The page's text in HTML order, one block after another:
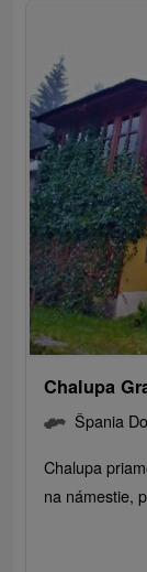
Chalupa
Špania
Chalupa
na námestie,